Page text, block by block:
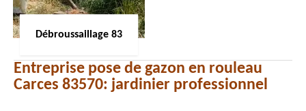
Débroussaillage 83
Entreprise pose de gazon en rouleau
Carces 83570: jardinier professionnel